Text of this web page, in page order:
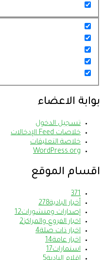
بوابة الاعضاء
تسجيل الدخول
خلاصات Feed الإدخالات
خلاصة التعليقات
WordPress.org
اقسام الموقع
371
أخبار البادية278
إصدارات ومنشورات12
اخبار الفروع والمراكز2
اخبار ذات صلة4
اخبار عامة14
استمارات17